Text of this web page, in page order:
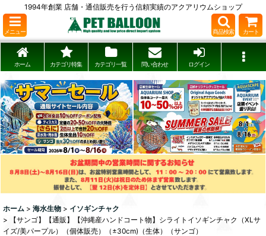
1994年創業 店舗・通信販売を行う信頼実績のアクアリウムショップ
メニュー 商品検索 カート
ホーム カテゴリ特集 カテゴリ一覧 問い合わせ ログイン
ホーム > 海水生物 > イソギンチャク
>
【サンゴ】【通販】【沖縄産ハンドコート物】シライトイソギンチャク（XLサ
イズ/美パープル）（個体販売）（±30cm)（生体）（サンゴ）